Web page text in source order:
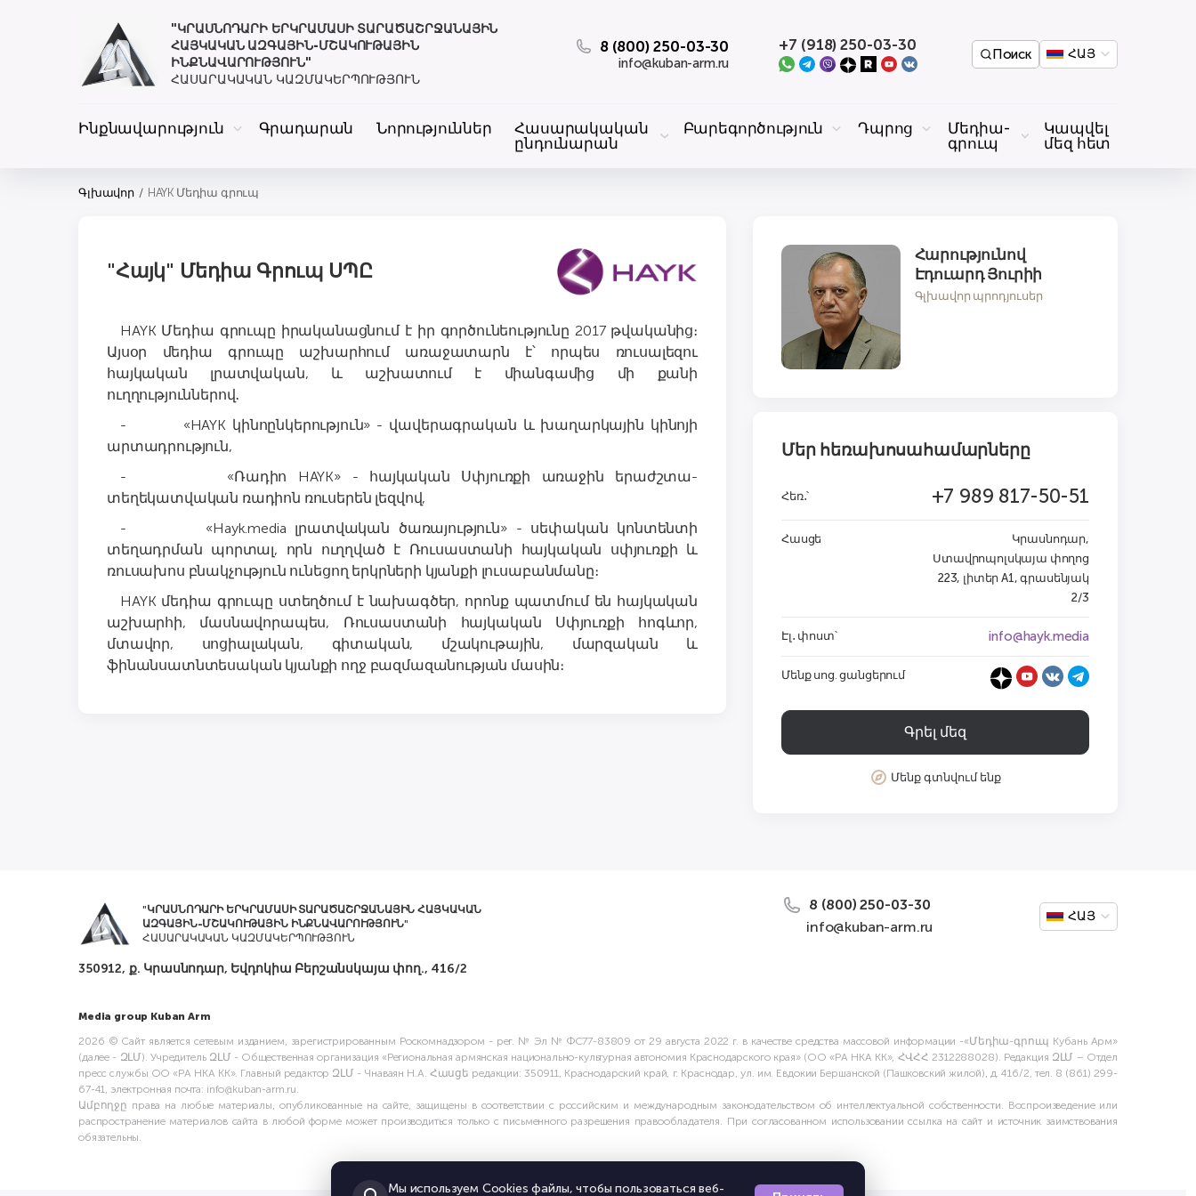
"ԿՐԱՍՆՈԴԱՐԻ ԵՐԿՐԱՄԱՍԻ ՏԱՐԱԾԱՇՐՋԱՆԱՅԻՆ
ՀԱՅԿԱԿԱՆ ԱԶԳԱՅԻՆ-ՄՇԱԿՈՒԹԱՅԻՆ
ԻՆՔՆԱՎԱՐՈՒԹՅՈՒՆ"
ՀԱՍԱՐԱԿԱԿԱՆ ԿԱԶՄԱԿԵՐՊՈՒԹՅՈՒՆ
8 (800) 250-03-30
info@kuban-arm.ru
+7 (918) 250-03-30
Поиск ՀԱՅ
Ինքնավարություն Գրադարան Նորություններ
Հասարակական
ընդունարան
Բարեգործություն Դպրոց
Մեդիա-
գրուպ
Կապվել
մեզ հետ
Գլխավոր HAYK Մեդիա գրուպ
"Հայկ" Մեդիա Գրուպ ՍՊԸ
HAYK Մեդիա գրուպը իրականացնում է իր գործունեությունը 2017 թվականից։
Այսօր մեդիա գրուպը աշխարհում առաջատարն է՝ որպես ռուսալեզու
հայկական լրատվական, և աշխատում է միանգամից մի քանի
ուղղություններով․
- «HAYK կինոընկերություն» - վավերագրական և խաղարկային կինոյի
արտադրություն,
- «Ռադիո HAYK» - հայկական Սփյուռքի առաջին երաժշտա-
տեղեկատվական ռադիոն ռուսերեն լեզվով,
- «Hayk.media լրատվական ծառայություն» - սեփական կոնտենտի
տեղադրման պորտալ, որն ուղղված է Ռուսաստանի հայկական սփյուռքի և
ռուսախոս բնակչություն ունեցող երկրների կյանքի լուսաբանմանը։
HAYK մեդիա գրուպը ստեղծում է նախագծեր, որոնք պատմում են հայկական
աշխարհի, մասնավորապես, Ռուսաստանի հայկական Սփյուռքի հոգևոր,
մտավոր, սոցիալական, գիտական, մշակութային, մարզական և
ֆինանսատնտեսական կյանքի ողջ բազմազանության մասին։
Հարությունով
Էդուարդ Յուրիի
Գլխավոր պրոդյուսեր
Մեր հեռախոսահամարները
Հեռ․՝ +7 989 817-50-51
Հասցե
Կրասնոդար,
Ստավրոպոլսկայա փողոց
223, լիտեր A1, գրասենյակ
2/3
Էլ․ փոստ՝ info@hayk.media
Մենք սոց. ցանցերում
Գրել մեզ
Մենք գտնվում ենք
"ԿՐԱՍՆՈԴԱՐԻ ԵՐԿՐԱՄԱՍԻ ՏԱՐԱԾԱՇՐՋԱՆԱՅԻՆ ՀԱՅԿԱԿԱՆ
ԱԶԳԱՅԻՆ-ՄՇԱԿՈՒԹԱՅԻՆ ԻՆՔՆԱՎԱՐՈՒԹՅՈՒՆ"
ՀԱՍԱՐԱԿԱԿԱՆ ԿԱԶՄԱԿԵՐՊՈՒԹՅՈՒՆ
350912, ք. Կրասնոդար, Եվդոկիա Բերշանսկայա փող., 416/2
8 (800) 250-03-30
info@kuban-arm.ru
ՀԱՅ
Media group Kuban Arm
2026 © Сайт является сетевым изданием, зарегистрированным Роскомнадзором - рег. № Эл № ФС77-83809 от 29 августа 2022 г. в качестве средства массовой информации -«Մեդիա-գրուպ Кубань Арм»
(далее - ԶԼՄ). Учредитель ԶԼՄ - Общественная организация «Региональная армянская национально-культурная автономия Краснодарского края» (ОО «РА НКА КК», ՀՎՀՀ 2312288028). Редакция ԶԼՄ – Отдел
пресс службы ОО «РА НКА КК». Главный редактор ԶԼՄ - Чнаваян Н.А. Հասցե редакции: 350911, Краснодарский край, г. Краснодар, ул. им. Евдокии Бершанской (Пашковский жилой), д. 416/2, тел. 8 (861) 299-
67-41, электронная почта: info@kuban-arm.ru.
Ամբողջը права на любые материалы, опубликованные на сайте, защищены в соответствии с российским и международным законодательством об интеллектуальной собственности. Воспроизведение или
распространение материалов сайта в любой форме может производиться только с письменного разрешения правообладателя. При согласованном использовании ссылка на сайт и источник заимствования
обязательны.
Мы используем Cookies файлы, чтобы пользоваться веб-